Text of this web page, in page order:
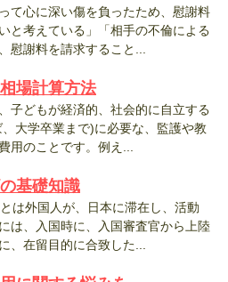
って心に深い傷を負ったため、慰謝料
と考えている」「相手の不倫による
慰謝料を請求すること...
場計算方法
子どもが経済的、社会的に自立する
、大学卒業まで)に必要な、監護や教
用のことです。例え...
基礎知識
は外国人が、日本に滞在し、活動
は、入国時に、入国審査官から上陸
、在留目的に合致した...